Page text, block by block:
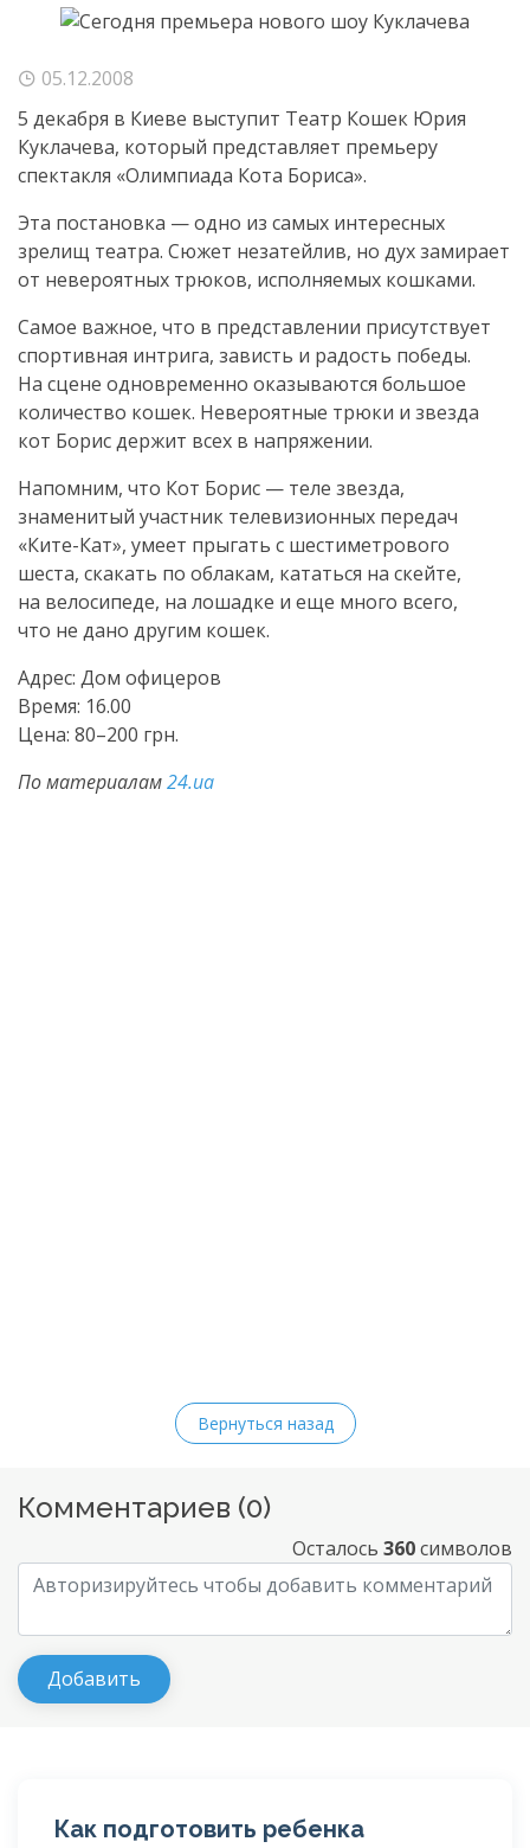
05.12.2008
5 декабря в Киеве выступит Театр Кошек Юрия
Куклачева, который представляет премьеру
спектакля «Олимпиада Кота Бориса».
Эта постановка — одно из самых интересных
зрелищ театра. Сюжет незатейлив, но дух замирает
от невероятных трюков, исполняемых кошками.
Самое важное, что в представлении присутствует
спортивная интрига, зависть и радость победы.
На сцене одновременно оказываются большое
количество кошек. Невероятные трюки и звезда
кот Борис держит всех в напряжении.
Напомним, что Кот Борис — теле звезда,
знаменитый участник телевизионных передач
«Ките-Кат», умеет прыгать с шестиметрового
шеста, скакать по облакам, кататься на скейте,
на велосипеде, на лошадке и еще много всего,
что не дано другим кошек.
Адрес: Дом офицеров
Время: 16.00
Цена: 80–200 грн.
По материалам24.ua
Вернуться назад
Комментариев (0)
Осталось 360символов
Как подготовить ребенка